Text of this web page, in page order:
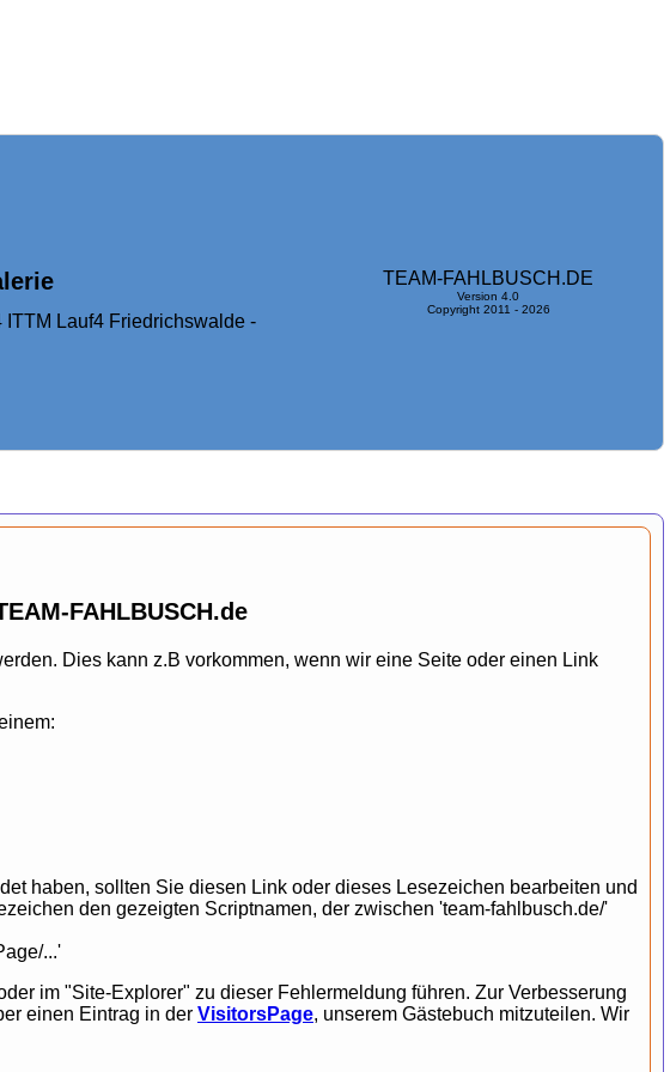
Lauf4 Friedrichswalde -
TEAM-FAHLBUSCH.DE
Version 4.0
Copyright 2011 - 2026
FAHLBUSCH.de
Dies kann z.B vorkommen, wenn wir eine Seite oder einen Link
haben, sollten Sie diesen Link oder dieses Lesezeichen bearbeiten und
den gezeigten Scriptnamen, der zwischen 'team-fahlbusch.de/'
...'
im "Site-Explorer" zu dieser Fehlermeldung führen. Zur Verbesserung
einen Eintrag in der VisitorsPage, unserem Gästebuch mitzuteilen. Wir